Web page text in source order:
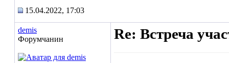
15.04.2022, 17:03
demis
Форумчанин
Re: Встреча